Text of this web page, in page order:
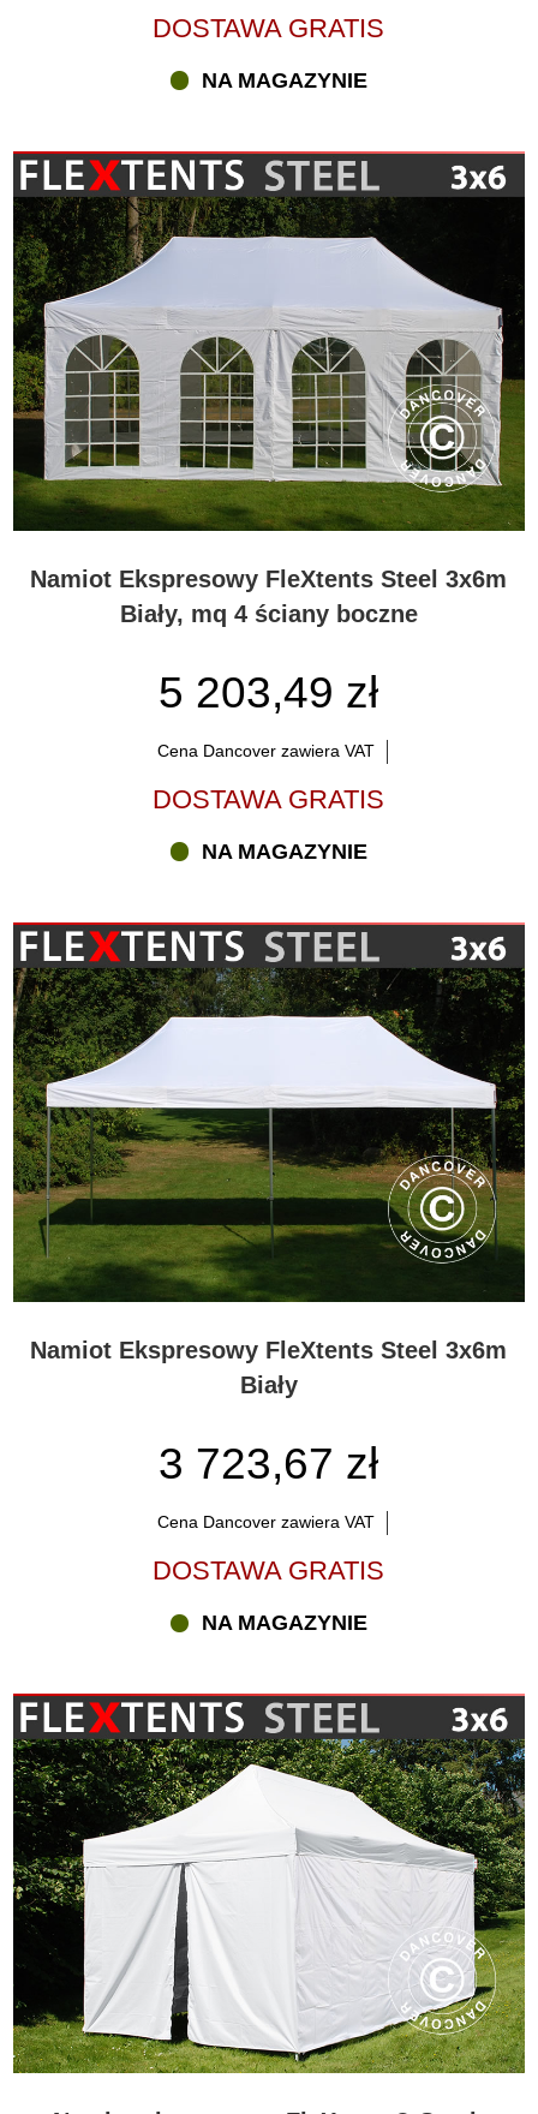
DOSTAWA GRATIS
NA MAGAZYNIE
Namiot Ekspresowy FleXtents Steel 3x6m
Biały, mq 4 ściany boczne
5 203,49 zł
Cena Dancover zawiera VAT
DOSTAWA GRATIS
NA MAGAZYNIE
Namiot Ekspresowy FleXtents Steel 3x6m
Biały
3 723,67 zł
Cena Dancover zawiera VAT
DOSTAWA GRATIS
NA MAGAZYNIE